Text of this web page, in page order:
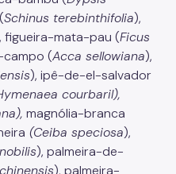
e Espaços Livres
Schinus terebinthifolia),
figueira-mata-pau (Ficus
(Acca sellowiana),
), ipê-de-el-salvador
courbaril),
magnólia-branca
(Ceiba speciosa),
), palmeira-de-
), palmeira-